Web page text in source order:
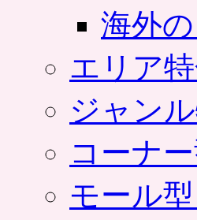
海外
エリア
ジャン
コーナ
モール